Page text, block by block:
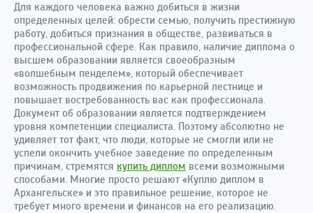
Для каждого человека важно добиться в жизни
определенных целей: обрести семью, получить престижную
работу, добиться признания в обществе, развиваться в
профессиональной сфере. Как правило, наличие диплома о
высшем образовании является своеобразным
«волшебным пенделем», который обеспечивает
возможность продвижения по карьерной лестнице и
повышает востребованность вас как профессионала.
Документ об образовании является подтверждением
уровня компетенции специалиста. Поэтому абсолютно не
удивляет тот факт, что люди, которые не смогли или не
успели окончить учебное заведение по определенным
причинам, стремятся купить диплом всеми возможными
способами. Многие просто решают «Куплю диплом в
Архангельске» и это правильное решение, которое не
требует много времени и финансов на его реализацию.